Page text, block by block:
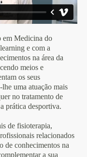
em Medicina do
e com a
na área da
meios e
os seus
uma atuação mais
no tratamento de
prática desportiva.
de fisioterapia,
relacionados
de conhecimentos na
a sua